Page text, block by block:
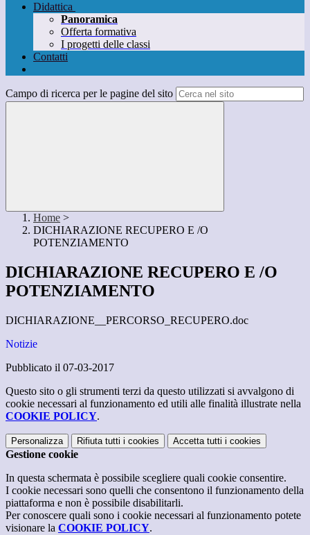
Didattica
Panoramica
Offerta formativa
I progetti delle classi
Contatti
Campo di ricerca per le pagine del sito
Home >
DICHIARAZIONE RECUPERO E /O
POTENZIAMENTO
DICHIARAZIONE RECUPERO E /O
POTENZIAMENTO
DICHIARAZIONE__PERCORSO_RECUPERO.doc
Notizie
Pubblicato il 07-03-2017
Questo sito o gli strumenti terzi da questo utilizzati si avvalgono di
cookie necessari al funzionamento ed utili alle finalità illustrate nella
COOKIE POLICY.
Personalizza Rifiuta tutti i cookies Accetta tutti i cookies
Gestione cookie
In questa schermata è possibile scegliere quali cookie consentire.
I cookie necessari sono quelli che consentono il funzionamento della
piattaforma e non è possibile disabilitarli.
Per conoscere quali sono i cookie necessari al funzionamento potete
visionare la COOKIE POLICY.